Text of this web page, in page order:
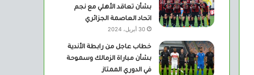
بشأن تعاقد الأهلي مع نجم
اتحاد العاصمة الجزائري
30 أبريل، 2024
خطاب عاجل من رابطة الأندية
بشأن مباراة الزمالك وسموحة
في الدوري الممتاز